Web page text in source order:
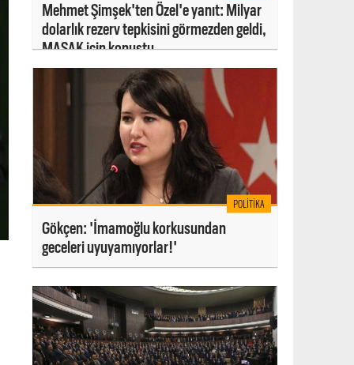
Mehmet Şimşek'ten Özel'e yanıt: Milyar
dolarlık rezerv tepkisini görmezden geldi,
MASAK için konuştu
POLITIKA
Gökçen: 'İmamoğlu korkusundan
geceleri uyuyamıyorlar!'